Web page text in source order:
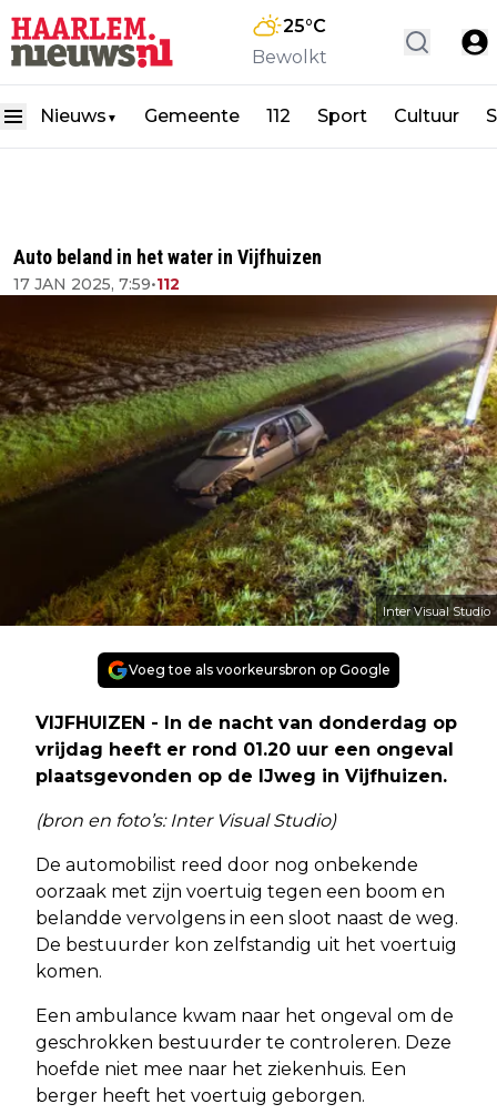
25°C
Bewolkt
Nieuws ▼ Gemeente 112 Sport Cultuur
Auto beland in het water in Vijfhuizen
17 JAN 2025, 7:59•112
Inter Visual Studio
Voeg toe als voorkeursbron op Google
VIJFHUIZEN - In de nacht van donderdag op
vrijdag heeft er rond 01.20 uur een ongeval
plaatsgevonden op de IJweg in Vijfhuizen.
(bron en foto’s: Inter Visual Studio)
De automobilist reed door nog onbekende
oorzaak met zijn voertuig tegen een boom en
belandde vervolgens in een sloot naast de weg.
De bestuurder kon zelfstandig uit het voertuig
komen.
Een ambulance kwam naar het ongeval om de
geschrokken bestuurder te controleren. Deze
hoefde niet mee naar het ziekenhuis. Een
berger heeft het voertuig geborgen.